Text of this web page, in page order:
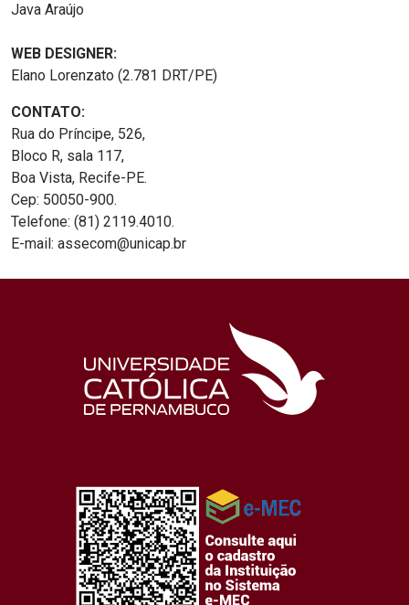
Java Araújo
WEB DESIGNER:
Elano Lorenzato (2.781 DRT/PE)
CONTATO:
Rua do Príncipe, 526,
Bloco R, sala 117,
Boa Vista, Recife-PE.
Cep: 50050-900.
Telefone: (81) 2119.4010.
E-mail: assecom@unicap.br